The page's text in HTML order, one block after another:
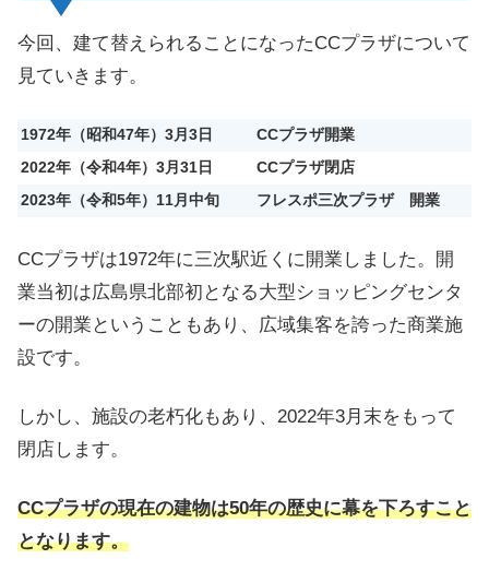
今回、建て替えられることになったCCプラザについて
見ていきます。
1972年（昭和47年）3月3日
CCプラザ開業
2022年（令和4年）3月31日
CCプラザ閉店
2023年（令和5年）11月中旬
フレスポ三次プラザ 開業
CCプラザは1972年に三次駅近くに開業しました。開
業当初は広島県北部初となる大型ショッピングセンタ
ーの開業ということもあり、広域集客を誇った商業施
設です。
しかし、施設の老朽化もあり、2022年3月末をもって
閉店します。
CCプラザの現在の建物は50年の歴史に幕を下ろすこと
となります。